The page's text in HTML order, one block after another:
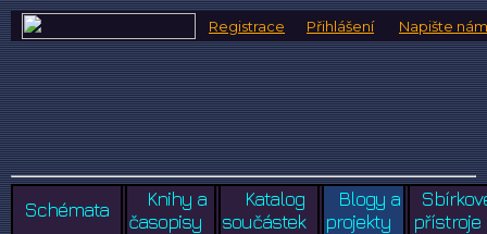
Registrace Přihlášení Napište nám
Schémata
Knihy a
časopisy
Katalog
součástek
Blogy a
projekty
přístroje